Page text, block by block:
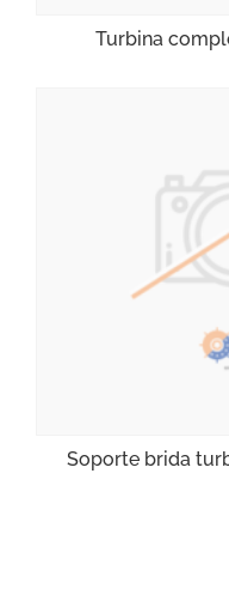
Turbina
Soporte brida